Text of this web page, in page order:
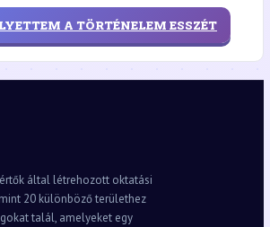
A TÖRTÉNELEM ESSZÉT
által létrehozott oktatási
20 különböző területhez
talál, amelyeket egy